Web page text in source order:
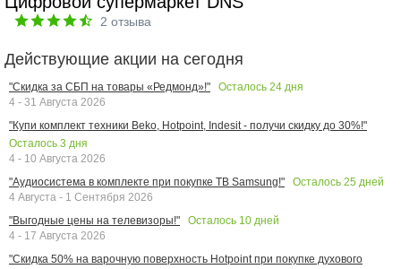
2 отзыва
Действующие акции на сегодня
"Скидка за СБП на товары «Редмонд»!" Осталось 24 дня
4 - 31 Августа 2026
"Купи комплект техники Beko, Hotpoint, Indesit - получи скидку до 30%!"
Осталось 3 дня
4 - 10 Августа 2026
"Аудиосистема в комплекте при покупке ТВ Samsung!"
Осталось 25 дней
4 Августа - 1 Сентября 2026
"Выгодные цены на телевизоры!"
Осталось 10 дней
4 - 17 Августа 2026
"Скидка 50% на варочную поверхность Hotpoint при покупке духового